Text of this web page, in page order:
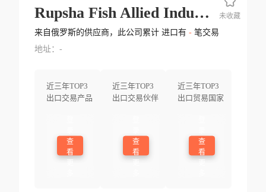
Rupsha Fish Allied Industries Ltd
来自俄罗斯的供应商，此公司累计 进口有 -笔交易
地址：-
近三年TOP3
出口交易产品
查
看
近三年TOP3
出口交易伙伴
查
看
近三年TOP3
出口贸易国家
查
看
未收藏